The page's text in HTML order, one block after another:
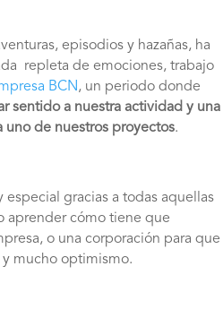
episodios y hazañas, ha
repleta de emociones, trabajo
BCN, un periodo donde
sentido a nuestra actividad y una
de nuestros proyectos.
especial gracias a todas aquellas
aprender cómo tiene que
o una corporación para que
mucho optimismo.